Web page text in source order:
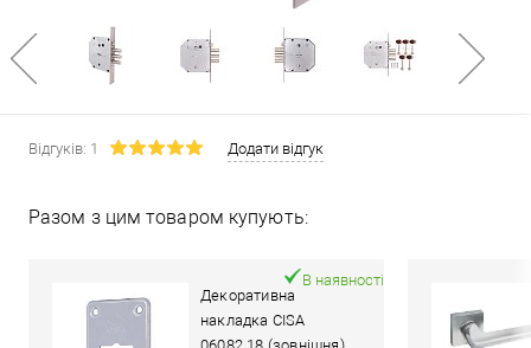
Відгуків: 1 Додати відгук
Разом з цим товаром купують:
Декоративна
накладка CISA
В наявності